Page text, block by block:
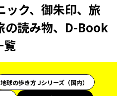
ック、御朱印、旅
の読み物、D-Book
覧
地球の歩き方 Jシリーズ（国内）